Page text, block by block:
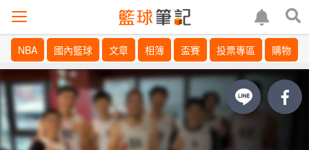
NBA 國內籃球 文章 相簿 盃賽 投票專區 購物